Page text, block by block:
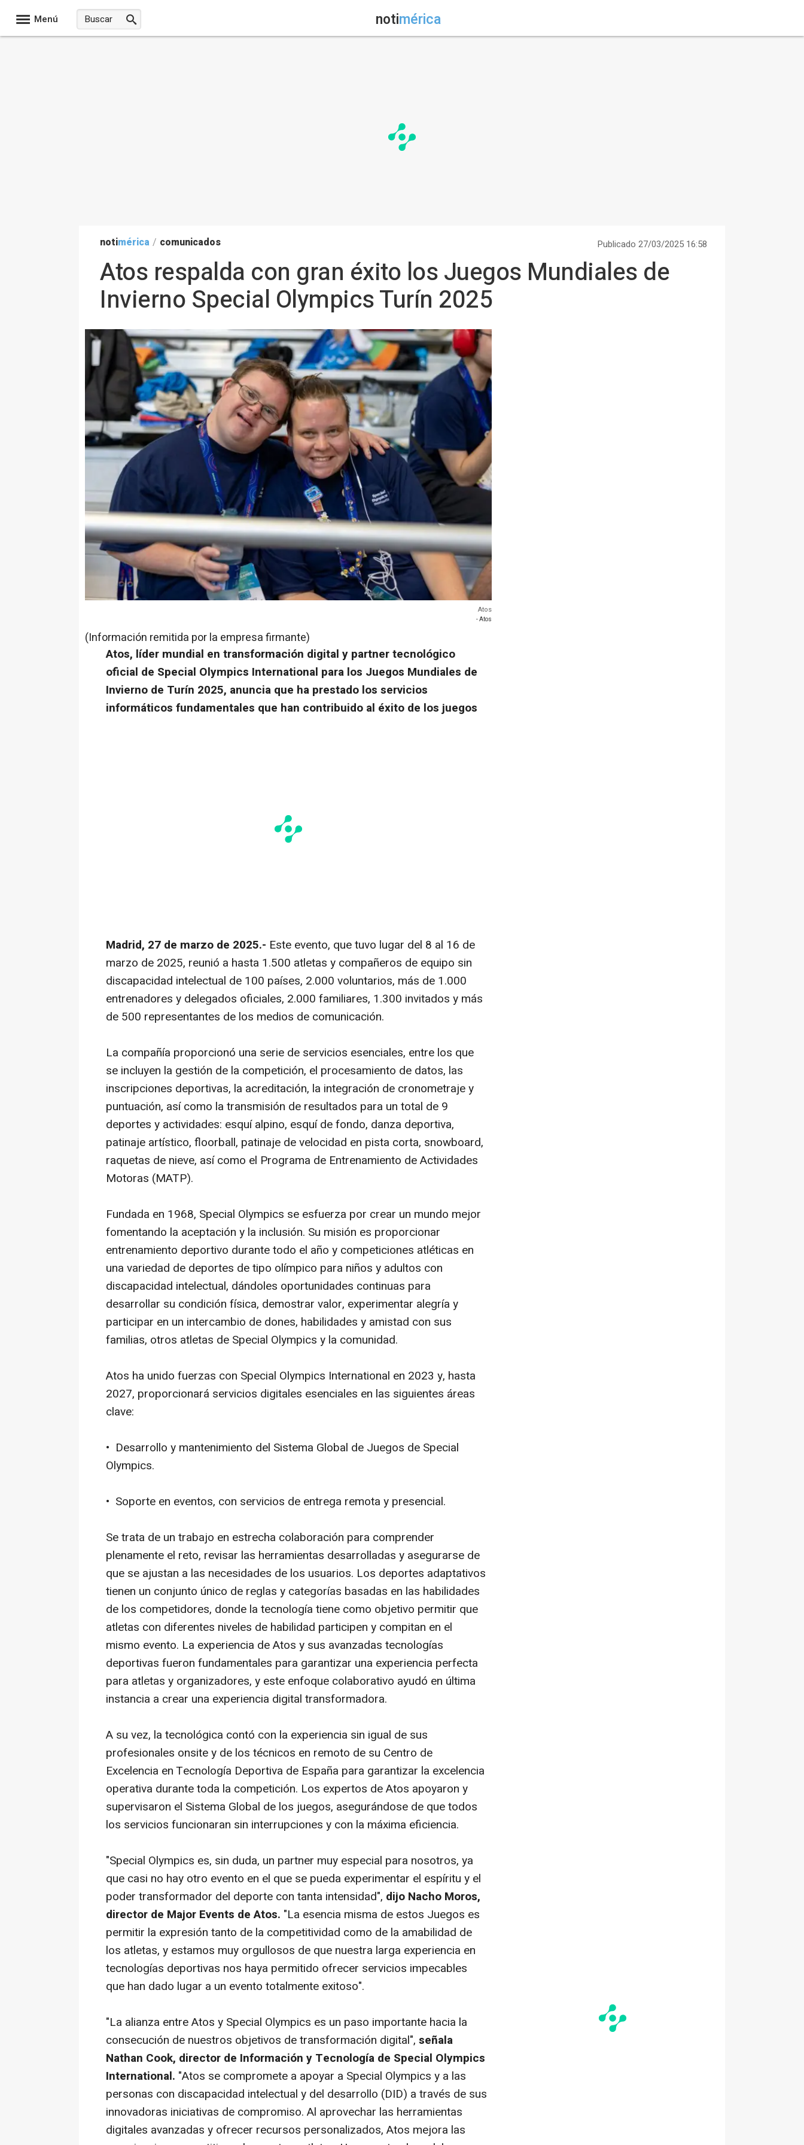
Menú notimérica
notimérica / comunicados Publicado 27/03/2025 16:58
Atos respalda con gran éxito los Juegos Mundiales de
Invierno Special Olympics Turín 2025
Atos
- Atos
(Información remitida por la empresa firmante)
Atos, líder mundial en transformación digital y partner tecnológico
oficial de Special Olympics International para los Juegos Mundiales de
Invierno de Turín 2025, anuncia que ha prestado los servicios
informáticos fundamentales que han contribuido al éxito de los juegos
Madrid, 27 de marzo de 2025.- Este evento, que tuvo lugar del 8 al 16 de
marzo de 2025, reunió a hasta 1.500 atletas y compañeros de equipo sin
discapacidad intelectual de 100 países, 2.000 voluntarios, más de 1.000
entrenadores y delegados oficiales, 2.000 familiares, 1.300 invitados y más
de 500 representantes de los medios de comunicación.
La compañía proporcionó una serie de servicios esenciales, entre los que
se incluyen la gestión de la competición, el procesamiento de datos, las
inscripciones deportivas, la acreditación, la integración de cronometraje y
puntuación, así como la transmisión de resultados para un total de 9
deportes y actividades: esquí alpino, esquí de fondo, danza deportiva,
patinaje artístico, floorball, patinaje de velocidad en pista corta, snowboard,
raquetas de nieve, así como el Programa de Entrenamiento de Actividades
Motoras (MATP).
Fundada en 1968, Special Olympics se esfuerza por crear un mundo mejor
fomentando la aceptación y la inclusión. Su misión es proporcionar
entrenamiento deportivo durante todo el año y competiciones atléticas en
una variedad de deportes de tipo olímpico para niños y adultos con
discapacidad intelectual, dándoles oportunidades continuas para
desarrollar su condición física, demostrar valor, experimentar alegría y
participar en un intercambio de dones, habilidades y amistad con sus
familias, otros atletas de Special Olympics y la comunidad.
Atos ha unido fuerzas con Special Olympics International en 2023 y, hasta
2027, proporcionará servicios digitales esenciales en las siguientes áreas
clave:
• Desarrollo y mantenimiento del Sistema Global de Juegos de Special
Olympics.
• Soporte en eventos, con servicios de entrega remota y presencial.
Se trata de un trabajo en estrecha colaboración para comprender
plenamente el reto, revisar las herramientas desarrolladas y asegurarse de
que se ajustan a las necesidades de los usuarios. Los deportes adaptativos
tienen un conjunto único de reglas y categorías basadas en las habilidades
de los competidores, donde la tecnología tiene como objetivo permitir que
atletas con diferentes niveles de habilidad participen y compitan en el
mismo evento. La experiencia de Atos y sus avanzadas tecnologías
deportivas fueron fundamentales para garantizar una experiencia perfecta
para atletas y organizadores, y este enfoque colaborativo ayudó en última
instancia a crear una experiencia digital transformadora.
A su vez, la tecnológica contó con la experiencia sin igual de sus
profesionales onsite y de los técnicos en remoto de su Centro de
Excelencia en Tecnología Deportiva de España para garantizar la excelencia
operativa durante toda la competición. Los expertos de Atos apoyaron y
supervisaron el Sistema Global de los juegos, asegurándose de que todos
los servicios funcionaran sin interrupciones y con la máxima eficiencia.
"Special Olympics es, sin duda, un partner muy especial para nosotros, ya
que casi no hay otro evento en el que se pueda experimentar el espíritu y el
poder transformador del deporte con tanta intensidad", dijo Nacho Moros,
director de Major Events de Atos. "La esencia misma de estos Juegos es
permitir la expresión tanto de la competitividad como de la amabilidad de
los atletas, y estamos muy orgullosos de que nuestra larga experiencia en
tecnologías deportivas nos haya permitido ofrecer servicios impecables
que han dado lugar a un evento totalmente exitoso".
"La alianza entre Atos y Special Olympics es un paso importante hacia la
consecución de nuestros objetivos de transformación digital", señala
Nathan Cook, director de Información y Tecnología de Special Olympics
International. "Atos se compromete a apoyar a Special Olympics y a las
personas con discapacidad intelectual y del desarrollo (DID) a través de sus
innovadoras iniciativas de compromiso. Al aprovechar las herramientas
digitales avanzadas y ofrecer recursos personalizados, Atos mejora las